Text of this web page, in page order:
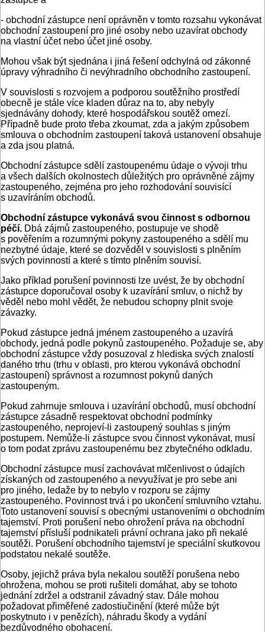
- obchodní zástupce není oprávněn v tomto rozsahu vykonávat
obchodní zastoupení pro jiné osoby nebo uzavírat obchody
na vlastní účet nebo účet jiné osoby.
Mohou však být sjednána i jiná řešení odchylná od zákonné
úpravy výhradního či nevýhradního obchodního zastoupení.
V souvislosti s rozvojem a podporou soutěžního prostředí
obecně je stále více kladen důraz na to, aby nebyly
sjednávány dohody, které hospodářskou soutěž omezí.
Případně bude proto třeba zkoumat, zda a jakým způsobem
smlouva o obchodním zastoupení taková ustanovení obsahuje
a zda jsou platná.
Obchodní zástupce sdělí zastoupenému údaje o vývoji trhu
a všech dalších okolnostech důležitých pro oprávněné zájmy
zastoupeného, zejména pro jeho rozhodování souvisící
s uzavíráním obchodů.
Obchodní zástupce vykonává svou činnost s odbornou
péčí. Dbá zájmů zastoupeného, postupuje ve shodě
s pověřením a rozumnými pokyny zastoupeného a sdělí mu
nezbytné údaje, které se dozvěděl v souvislosti s plněním
svých povinností a které s tímto plněním souvisí.
Jako příklad porušení povinnosti lze uvést, že by obchodní
zástupce doporučoval osoby k uzavírání smluv, o nichž by
věděl nebo mohl vědět, že nebudou schopny plnit svoje
závazky.
Pokud zástupce jedná jménem zastoupeného a uzavírá
obchody, jedná podle pokynů zastoupeného. Požaduje se, aby
obchodní zástupce vždy posuzoval z hlediska svých znalostí
daného trhu (trhu v oblasti, pro kterou vykonává obchodní
zastoupení) správnost a rozumnost pokynů daných
zastoupeným.
Pokud zahrnuje smlouva i uzavírání obchodů, musí obchodní
zástupce zásadně respektovat obchodní podmínky
zastoupeného, neprojeví-li zastoupený souhlas s jiným
postupem. Nemůže-li zástupce svou činnost vykonávat, musí
o tom podat zprávu zastoupenému bez zbytečného odkladu.
Obchodní zástupce musí zachovávat mlčenlivost o údajích
získaných od zastoupeného a nevyužívat je pro sebe ani
pro jiného, ledaže by to nebylo v rozporu se zájmy
zastoupeného. Povinnost trvá i po ukončení smluvního vztahu.
Toto ustanovení souvisí s obecnými ustanoveními o obchodním
tajemství. Proti porušení nebo ohrožení práva na obchodní
tajemství přísluší podnikateli právní ochrana jako při nekalé
soutěži. Porušení obchodního tajemství je speciální skutkovou
podstatou nekalé soutěže.
Osoby, jejichž práva byla nekalou soutěží porušena nebo
ohrožena, mohou se proti rušiteli domáhat, aby se tohoto
jednání zdržel a odstranil závadný stav. Dále mohou
požadovat přiměřené zadostiučinění (které může být
poskytnuto i v penězích), náhradu škody a vydání
bezdůvodného obohacení.